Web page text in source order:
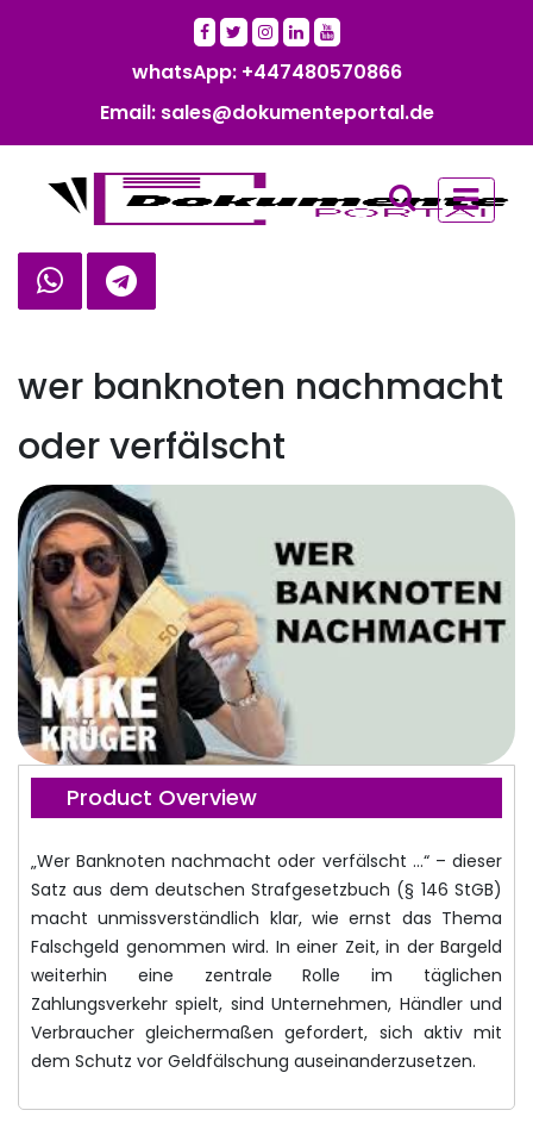
whatsApp: +447480570866‬‬
Email: sales@dokumenteportal.de
wer banknoten nachmacht
oder verfälscht
Product Overview
„Wer Banknoten nachmacht oder verfälscht …“ – dieser
Satz aus dem deutschen Strafgesetzbuch (§ 146 StGB)
macht unmissverständlich klar, wie ernst das Thema
Falschgeld genommen wird. In einer Zeit, in der Bargeld
weiterhin eine zentrale Rolle im täglichen
Zahlungsverkehr spielt, sind Unternehmen, Händler und
Verbraucher gleichermaßen gefordert, sich aktiv mit
dem Schutz vor Geldfälschung auseinanderzusetzen.